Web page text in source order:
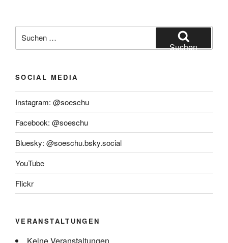
nach:
Suchen
SOCIAL MEDIA
Instagram: @soeschu
Facebook: @soeschu
Bluesky: @soeschu.bsky.social
YouTube
Flickr
VERANSTALTUNGEN
Keine Veranstaltungen